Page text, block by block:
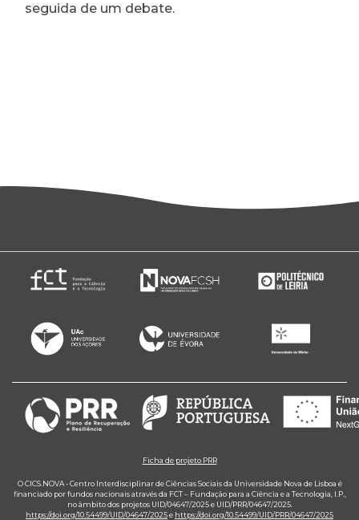
seguida de um debate.
Ficha de projeto PRR
O CICS.NOVA - Centro Interdisciplinar de Ciências Sociais da Universidade Nova de Lisboa é
financiado por fundos nacionais através da FCT – Fundação para a Ciência e a Tecnologia, I.P.,
no âmbito dos projetos UID/04647/2025 e UID/PRR/04647/2025.
https://doi.org/10.54499/UID/04647/2025e https://doi.org/10.54499/UID/PRR/04647/2025